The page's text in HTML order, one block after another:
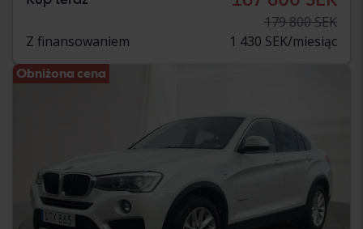
179 800 SEK
Z finansowaniem
1 430 SEK/miesiąc
Obniżona cena